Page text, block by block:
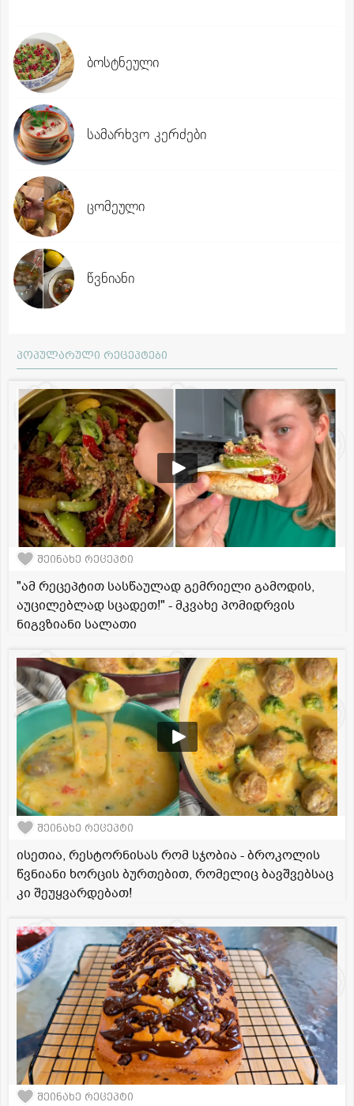
ბოსტნეული
სამარხვო კერძები
ცომეული
წვნიანი
პოპულარული რეცეპტები
შეინახე რეცეპტი
"ამ რეცეპტით სასწაულად გემრიელი გამოდის,
აუცილებლად სცადეთ!" - მკვახე პომიდრვის
ნიგვზიანი სალათი
შეინახე რეცეპტი
ისეთია, რესტორნისას რომ სჯობია - ბროკოლის
წვნიანი ხორცის ბურთებით, რომელიც ბავშვებსაც
კი შეუყვარდებათ!
შეინახე რეცეპტი